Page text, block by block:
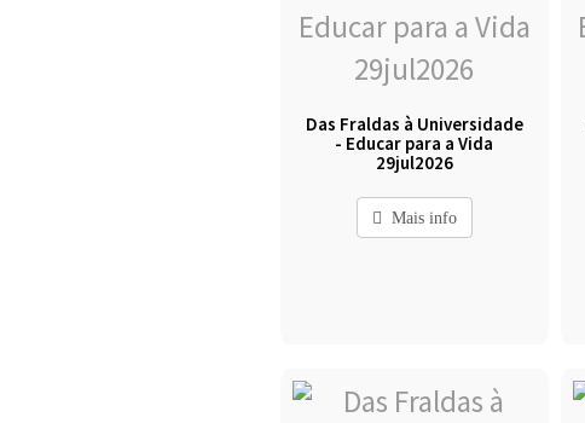
Das Fraldas à Universidade
- Educar para a Vida
29jul2026
Mais info